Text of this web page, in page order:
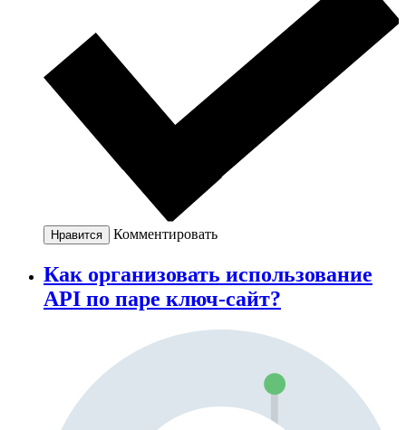
Нравится Комментировать
Как организовать использование
API по паре ключ-сайт?